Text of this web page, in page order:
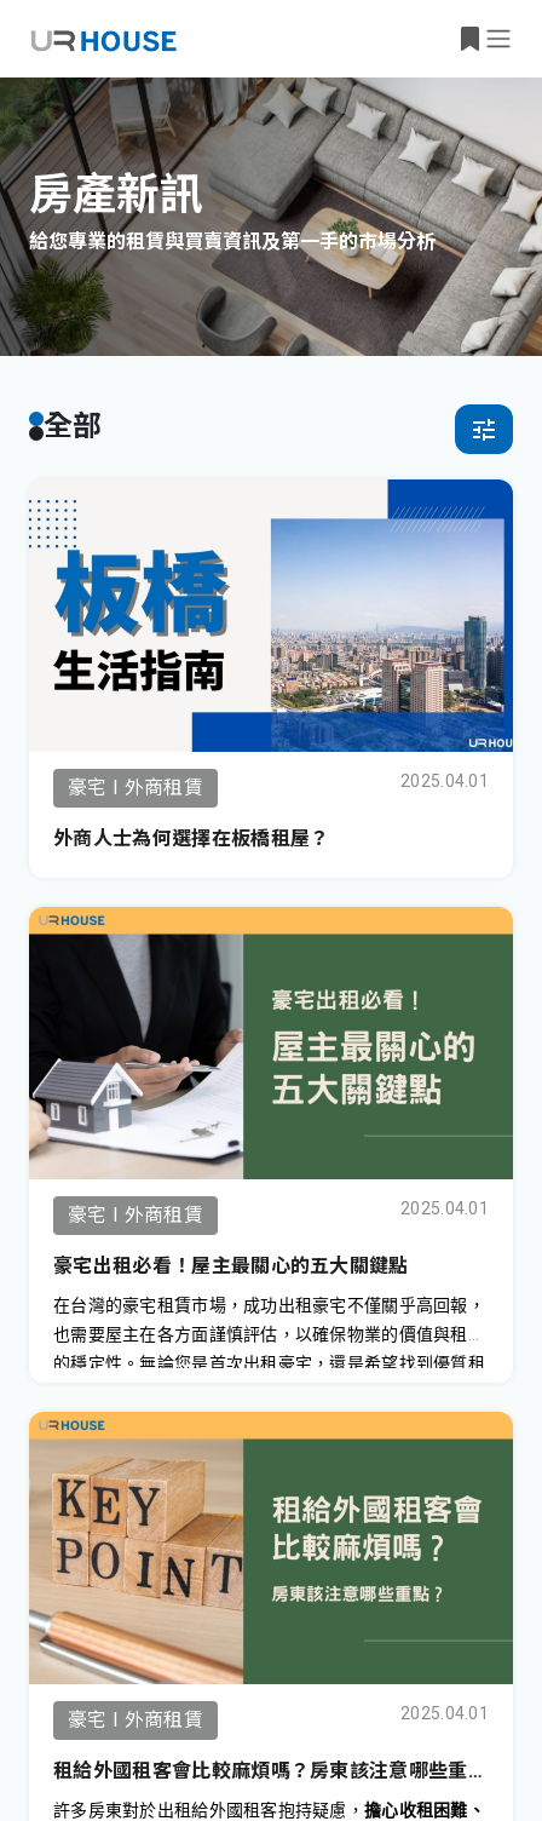
房產新訊
給您專業的租賃與買賣資訊及第一手的市場分析
全部
豪宅 I 外商租賃 2025.04.01
外商人士為何選擇在板橋租屋？
豪宅 I 外商租賃 2025.04.01
豪宅出租必看！屋主最關心的五大關鍵點
在台灣的豪宅租賃市場，成功出租豪宅不僅關乎高回報，
也需要屋主在各方面謹慎評估，以確保物業的價值與租賃
的穩定性。無論您是首次出租豪宅，還是希望找到優質租
利、收益最大化，並有效降低風險。
豪宅 I 外商租賃 2025.04.01
租給外國租客會比較麻煩嗎？房東該注意哪些重
點？
許多房東對於出租給外國租客抱持疑慮，擔心收租困難、